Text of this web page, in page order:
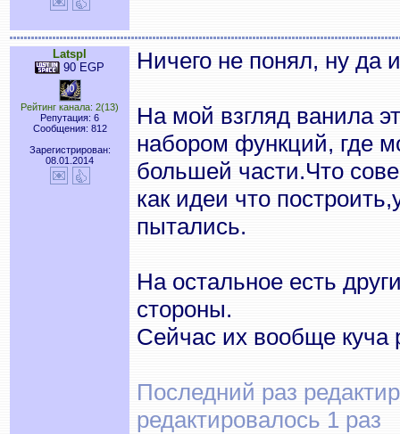
Latspl
90 EGP
Рейтинг канала: 2(13)
Репутация: 6
Сообщения: 812
Зарегистрирован:
08.01.2014
Ничего не понял, ну да
На мой взгляд ванила
набором функций, где
большей части.Что
как идеи что
пытались.
На остальное есть
стороны.
Сейчас их вообще куча
Последний раз
редактировалось 1 раз